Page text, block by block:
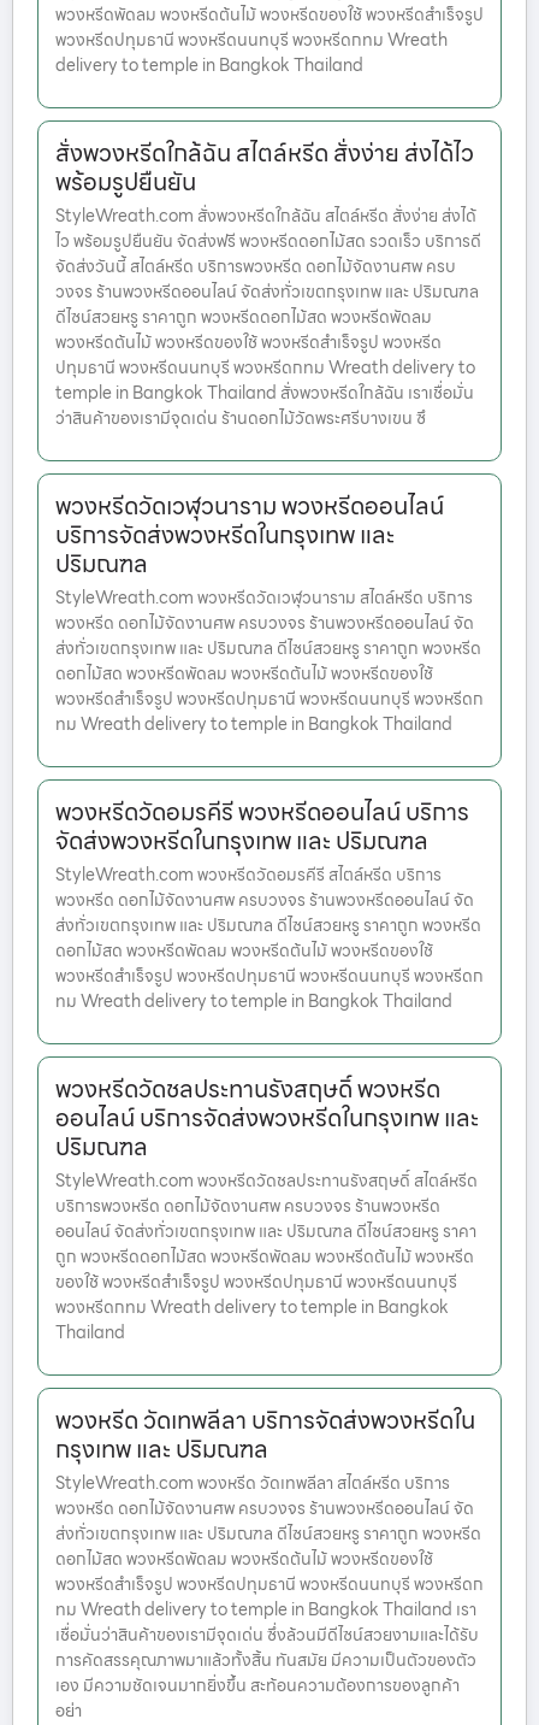
พวงหรีดพัดลม พวงหรีดต้นไม้ พวงหรีดของใช้ พวงหรีดสำเร็จรูป
พวงหรีดปทุมธานี พวงหรีดนนทบุรี พวงหรีดกทม Wreath
delivery to temple in Bangkok Thailand
สั่งพวงหรีดใกล้ฉัน สไตล์หรีด สั่งง่าย ส่งได้ไว
พร้อมรูปยืนยัน
StyleWreath.com สั่งพวงหรีดใกล้ฉัน สไตล์หรีด สั่งง่าย ส่งได้
ไว พร้อมรูปยืนยัน จัดส่งฟรี พวงหรีดดอกไม้สด รวดเร็ว บริการดี
จัดส่งวันนี้ สไตล์หรีด บริการพวงหรีด ดอกไม้จัดงานศพ ครบ
วงจร ร้านพวงหรีดออนไลน์ จัดส่งทั่วเขตกรุงเทพ และ ปริมณฑล
ดีไซน์สวยหรู ราคาถูก พวงหรีดดอกไม้สด พวงหรีดพัดลม
พวงหรีดต้นไม้ พวงหรีดของใช้ พวงหรีดสำเร็จรูป พวงหรีด
ปทุมธานี พวงหรีดนนทบุรี พวงหรีดกทม Wreath delivery to
temple in Bangkok Thailand สั่งพวงหรีดใกล้ฉัน เราเชื่อมั่น
ว่าสินค้าของเรามีจุดเด่น ร้านดอกไม้วัดพระศรีบางเขน ซึ
พวงหรีดวัดเวฬุวนาราม พวงหรีดออนไลน์
บริการจัดส่งพวงหรีดในกรุงเทพ และ
ปริมณฑล
StyleWreath.com พวงหรีดวัดเวฬุวนาราม สไตล์หรีด บริการ
พวงหรีด ดอกไม้จัดงานศพ ครบวงจร ร้านพวงหรีดออนไลน์ จัด
ส่งทั่วเขตกรุงเทพ และ ปริมณฑล ดีไซน์สวยหรู ราคาถูก พวงหรีด
ดอกไม้สด พวงหรีดพัดลม พวงหรีดต้นไม้ พวงหรีดของใช้
พวงหรีดสำเร็จรูป พวงหรีดปทุมธานี พวงหรีดนนทบุรี พวงหรีดก
ทม Wreath delivery to temple in Bangkok Thailand
พวงหรีดวัดอมรคีรี พวงหรีดออนไลน์ บริการ
จัดส่งพวงหรีดในกรุงเทพ และ ปริมณฑล
StyleWreath.com พวงหรีดวัดอมรคีรี สไตล์หรีด บริการ
พวงหรีด ดอกไม้จัดงานศพ ครบวงจร ร้านพวงหรีดออนไลน์ จัด
ส่งทั่วเขตกรุงเทพ และ ปริมณฑล ดีไซน์สวยหรู ราคาถูก พวงหรีด
ดอกไม้สด พวงหรีดพัดลม พวงหรีดต้นไม้ พวงหรีดของใช้
พวงหรีดสำเร็จรูป พวงหรีดปทุมธานี พวงหรีดนนทบุรี พวงหรีดก
ทม Wreath delivery to temple in Bangkok Thailand
พวงหรีดวัดชลประทานรังสฤษดิ์ พวงหรีด
ออนไลน์ บริการจัดส่งพวงหรีดในกรุงเทพ และ
ปริมณฑล
StyleWreath.com พวงหรีดวัดชลประทานรังสฤษดิ์ สไตล์หรีด
บริการพวงหรีด ดอกไม้จัดงานศพ ครบวงจร ร้านพวงหรีด
ออนไลน์ จัดส่งทั่วเขตกรุงเทพ และ ปริมณฑล ดีไซน์สวยหรู ราคา
ถูก พวงหรีดดอกไม้สด พวงหรีดพัดลม พวงหรีดต้นไม้ พวงหรีด
ของใช้ พวงหรีดสำเร็จรูป พวงหรีดปทุมธานี พวงหรีดนนทบุรี
พวงหรีดกทม Wreath delivery to temple in Bangkok
Thailand
พวงหรีด วัดเทพลีลา บริการจัดส่งพวงหรีดใน
กรุงเทพ และ ปริมณฑล
StyleWreath.com พวงหรีด วัดเทพลีลา สไตล์หรีด บริการ
พวงหรีด ดอกไม้จัดงานศพ ครบวงจร ร้านพวงหรีดออนไลน์ จัด
ส่งทั่วเขตกรุงเทพ และ ปริมณฑล ดีไซน์สวยหรู ราคาถูก พวงหรีด
ดอกไม้สด พวงหรีดพัดลม พวงหรีดต้นไม้ พวงหรีดของใช้
พวงหรีดสำเร็จรูป พวงหรีดปทุมธานี พวงหรีดนนทบุรี พวงหรีดก
ทม Wreath delivery to temple in Bangkok Thailand เรา
เชื่อมั่นว่าสินค้าของเรามีจุดเด่น ซึ่งล้วนมีดีไซน์สวยงามและได้รับ
การคัดสรรคุณภาพมาแล้วทั้งสิ้น ทันสมัย มีความเป็นตัวของตัว
เอง มีความชัดเจนมากยิ่งขึ้น สะท้อนความต้องการของลูกค้า
อย่า